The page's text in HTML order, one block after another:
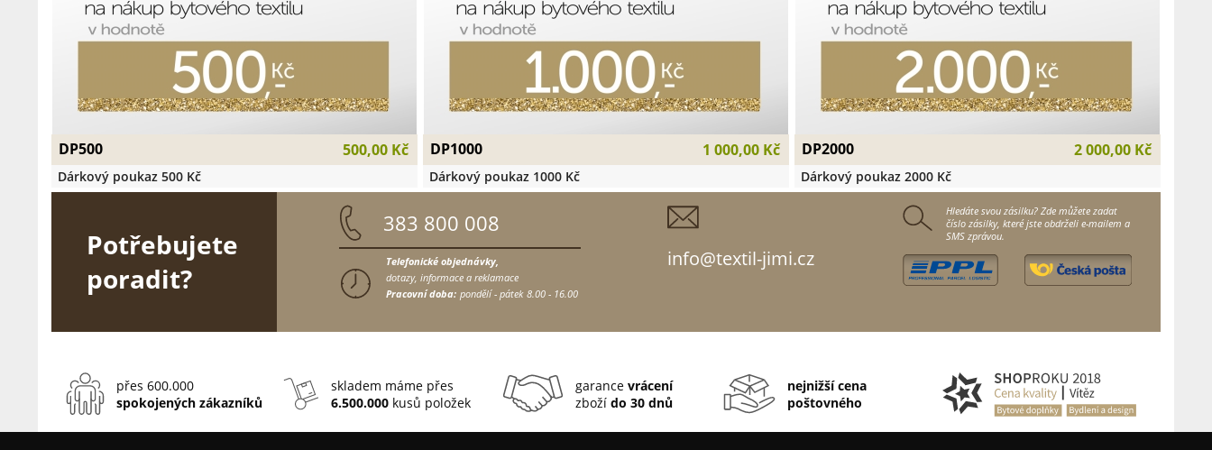
DP500 500,00 Kč
Dárkový poukaz 500 Kč
DP1000 1 000,00 Kč
Dárkový poukaz 1000 Kč
DP2000 2 000,00 Kč
Dárkový poukaz 2000 Kč
Potřebujete
poradit?
383 800 008
Telefonické objednávky,
dotazy, informace a reklamace
Pracovní doba: pondělí - pátek 8.00 - 16.00
info@textil-jimi.cz
Hledáte svou zásilku? Zde můžete zadat
číslo zásilky, které jste obdrželi e-mailem a
SMS zprávou.
přes 600.000
spokojených zákazníků
skladem máme přes
6.500.000kusů položek
garance vrácení
zboží do 30 dnů
nejnižší cena
poštovného